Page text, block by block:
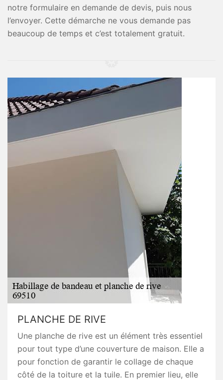
notre formulaire en demande de devis, puis nous
l’envoyer. Cette démarche ne vous demande pas
beaucoup de temps et c’est totalement gratuit.
PLANCHE DE RIVE
Une planche de rive est un élément très essentiel
pour tout type d’une couverture de maison. Elle a
pour fonction de garantir le collage de chaque
côté de la toiture et la tuile. En premier lieu, elle